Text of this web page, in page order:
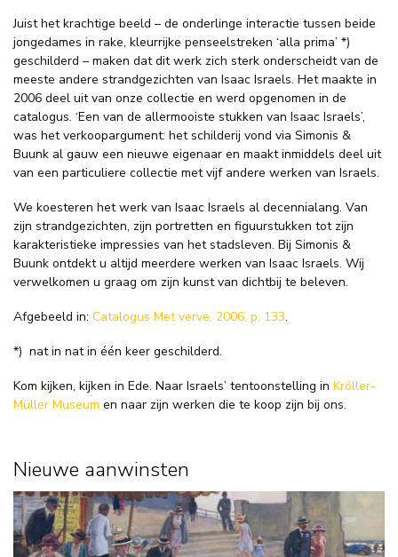
Juist het krachtige beeld – de onderlinge interactie tussen beide
jongedames in rake, kleurrijke penseelstreken ‘alla prima’ *)
geschilderd – maken dat dit werk zich sterk onderscheidt van de
meeste andere strandgezichten van Isaac Israels. Het maakte in
2006 deel uit van onze collectie en werd opgenomen in de
catalogus. ‘Een van de allermooiste stukken van Isaac Israels’,
was het verkoopargument: het schilderij vond via Simonis &
Buunk al gauw een nieuwe eigenaar en maakt inmiddels deel uit
van een particuliere collectie met vijf andere werken van Israels.
We koesteren het werk van Isaac Israels al decennialang. Van
zijn strandgezichten, zijn portretten en figuurstukken tot zijn
karakteristieke impressies van het stadsleven. Bij Simonis &
Buunk ontdekt u altijd meerdere werken van Isaac Israels. Wij
verwelkomen u graag om zijn kunst van dichtbij te beleven.
Afgebeeld in: Catalogus Met verve, 2006, p. 133.
*) nat in nat in één keer geschilderd.
Kom kijken, kijken in Ede. Naar Israels’ tentoonstelling in Kröller-
Müller Museum en naar zijn werken die te koop zijn bij ons.
Nieuwe aanwinsten